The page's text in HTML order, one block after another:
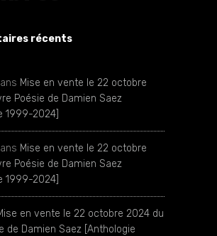
récents
Mise en vente le 22 octobre
Poésie de Damien Saez
1999-2024]
Mise en vente le 22 octobre
Poésie de Damien Saez
1999-2024]
en vente le 22 octobre 2024 du
de Damien Saez [Anthologie